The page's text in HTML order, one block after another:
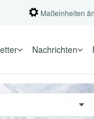
Maßeinheiten
Nachrichten